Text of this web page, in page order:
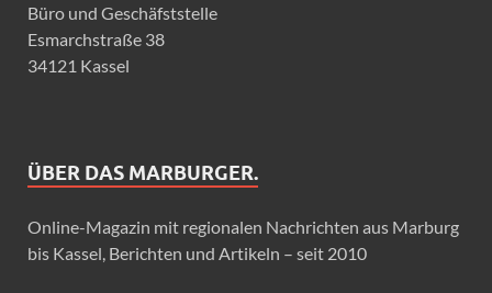
Büro und Geschäfststelle
Esmarchstraße 38
34121 Kassel
ÜBER DAS MARBURGER.
Online-Magazin mit regionalen Nachrichten aus Marburg
bis Kassel, Berichten und Artikeln – seit 2010